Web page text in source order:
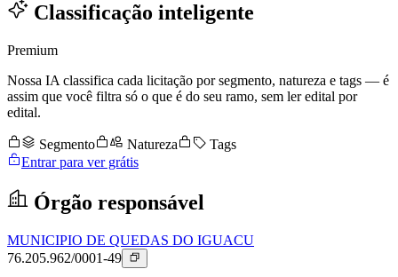
Classificação inteligente
Premium
Nossa IA classifica cada licitação por segmento, natureza e tags — é
assim que você filtra só o que é do seu ramo, sem ler edital por
edital.
Segmento Natureza
Tags
Entrar para ver grátis
Órgão responsável
MUNICIPIO DE QUEDAS DO IGUACU
76.205.962/0001-49